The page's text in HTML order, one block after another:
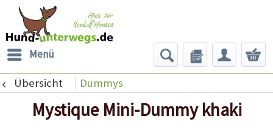
Menü
Übersicht Dummys
Mystique Mini-Dummy khaki